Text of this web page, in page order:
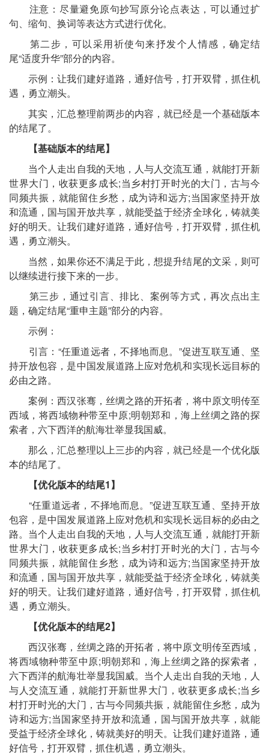
注意：尽量避免原句抄写原分论点表达，可以通过扩
句、缩句、换词等表达方式进行优化。
第二步，可以采用祈使句来抒发个人情感，确定结
尾“适度升华”部分的内容。
示例：让我们建好道路，通好信号，打开双臂，抓住机
遇，勇立潮头。
其实，汇总整理前两步的内容，就已经是一个基础版本
的结尾了。
【基础版本的结尾】
当个人走出自我的天地，人与人交流互通，就能打开新
世界大门，收获更多成长;当乡村打开时光的大门，古与今
同频共振，就能留住乡愁，成为诗和远方;当国家坚持开放
和流通，国与国开放共享，就能受益于经济全球化，铸就美
好的明天。让我们建好道路，通好信号，打开双臂，抓住机
遇，勇立潮头。
当然，如果你还不满足于此，想提升结尾的文采，则可
以继续进行接下来的一步。
第三步，通过引言、排比、案例等方式，再次点出主
题，确定结尾“重申主题”部分的内容。
示例：
引言：“任重道远者，不择地而息。”促进互联互通、坚
持开放包容，是中国发展道路上应对危机和实现长远目标的
必由之路。
案例：西汉张骞，丝绸之路的开拓者，将中原文明传至
西域，将西域物种带至中原;明朝郑和，海上丝绸之路的探
索者，六下西洋的航海壮举显我国威。
那么，汇总整理以上三步的内容，就已经是一个优化版
本的结尾了。
【优化版本的结尾1】
“任重道远者，不择地而息。”促进互联互通、坚持开放
包容，是中国发展道路上应对危机和实现长远目标的必由之
路。当个人走出自我的天地，人与人交流互通，就能打开新
世界大门，收获更多成长;当乡村打开时光的大门，古与今
同频共振，就能留住乡愁，成为诗和远方;当国家坚持开放
和流通，国与国开放共享，就能受益于经济全球化，铸就美
好的明天。让我们建好道路，通好信号，打开双臂，抓住机
遇，勇立潮头。
【优化版本的结尾2】
西汉张骞，丝绸之路的开拓者，将中原文明传至西域，
将西域物种带至中原;明朝郑和，海上丝绸之路的探索者，
六下西洋的航海壮举显我国威。当个人走出自我的天地，人
与人交流互通，就能打开新世界大门，收获更多成长;当乡
村打开时光的大门，古与今同频共振，就能留住乡愁，成为
诗和远方;当国家坚持开放和流通，国与国开放共享，就能
受益于经济全球化，铸就美好的明天。让我们建好道路，通
好信号，打开双臂，抓住机遇，勇立潮头。